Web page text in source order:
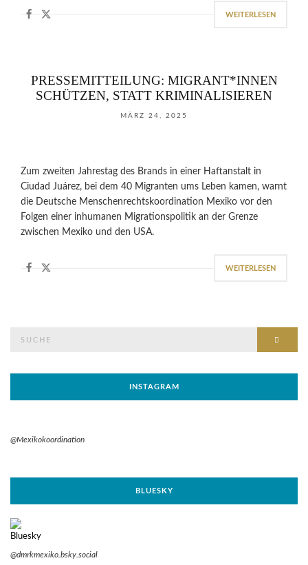
WEITERLESEN
PRESSEMITTEILUNG: MIGRANT*INNEN
SCHÜTZEN, STATT KRIMINALISIEREN
MÄRZ 24, 2025
Zum zweiten Jahrestag des Brands in einer Haftanstalt in
Ciudad Juárez, bei dem 40 Migranten ums Leben kamen, warnt
die Deutsche Menschenrechtskoordination Mexiko vor den
Folgen einer inhumanen Migrationspolitik an der Grenze
zwischen Mexiko und den USA.
WEITERLESEN
INSTAGRAM
@Mexikokoordination
BLUESKY
@dmrkmexiko.bsky.social